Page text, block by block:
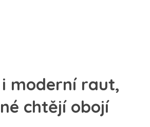
moderní raut,
chtějí obojí